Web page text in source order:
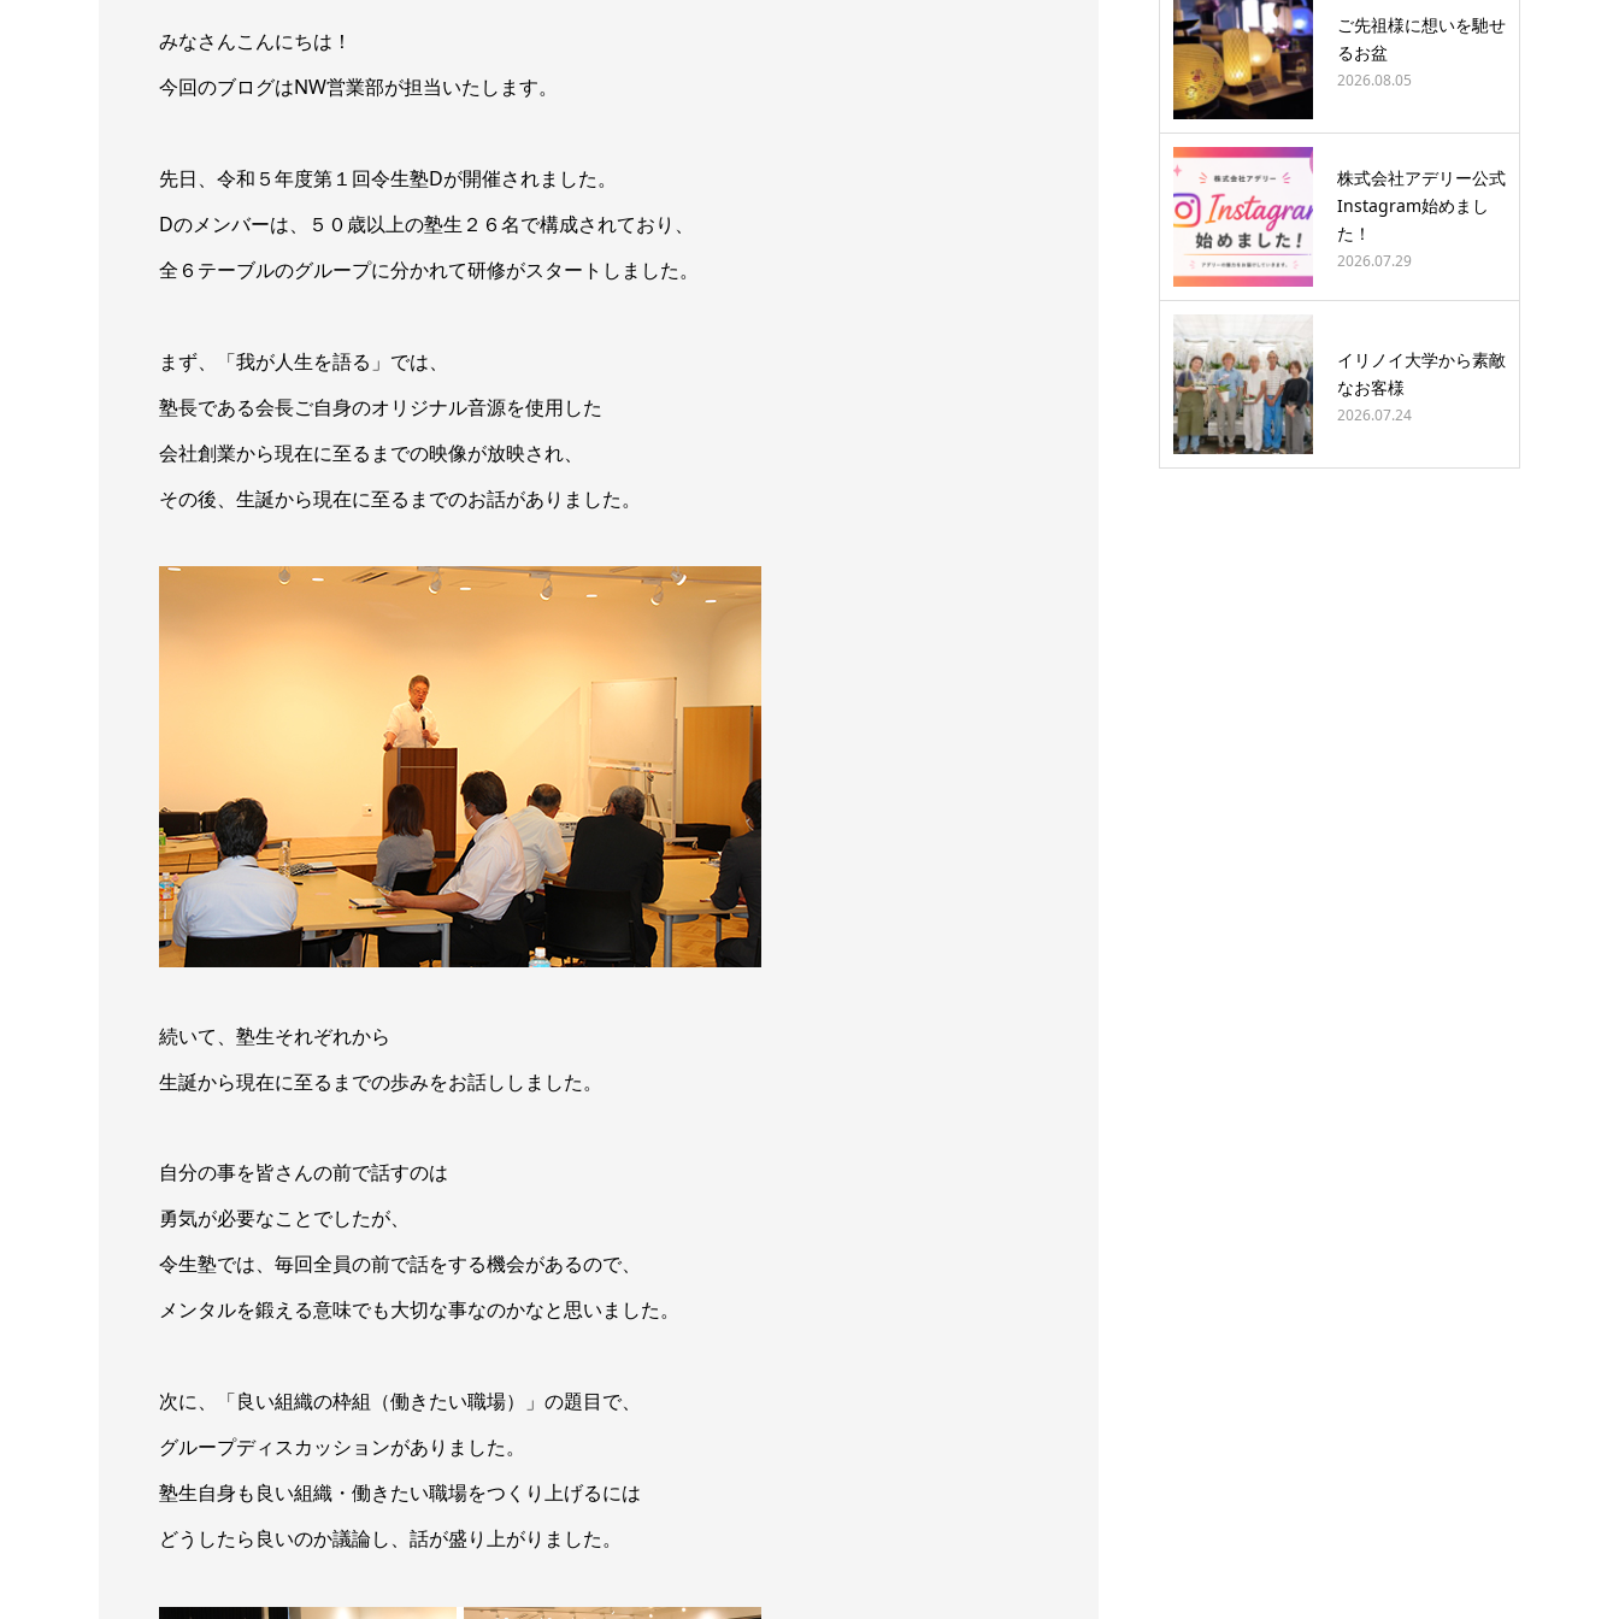
みなさんこんにちは！
今回のブログはNW営業部が担当いたします。
先日、令和５年度第１回令生塾Dが開催されました。
Dのメンバーは、５０歳以上の塾生２６名で構成されており、
全６テーブルのグループに分かれて研修がスタートしました。
まず、「我が人生を語る」では、
塾長である会長ご自身のオリジナル音源を使用した
会社創業から現在に至るまでの映像が放映され、
その後、生誕から現在に至るまでのお話がありました。
続いて、塾生それぞれから
生誕から現在に至るまでの歩みをお話ししました。
自分の事を皆さんの前で話すのは
勇気が必要なことでしたが、
令生塾では、毎回全員の前で話をする機会があるので、
メンタルを鍛える意味でも大切な事なのかなと思いました。
次に、「良い組織の枠組（働きたい職場）」の題目で、
グループディスカッションがありました。
塾生自身も良い組織・働きたい職場をつくり上げるには
どうしたら良いのか議論し、話が盛り上がりました。
ご先祖様に想いを馳せ
るお盆
2026.08.05
株式会社アデリー公式
Instagram始めまし
た！
2026.07.29
イリノイ大学から素敵
なお客様
2026.07.24